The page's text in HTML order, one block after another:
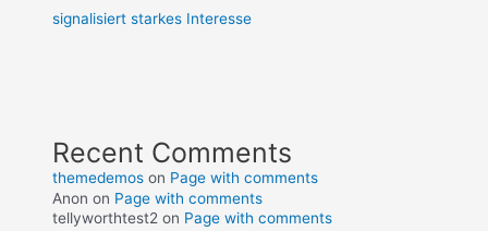
signalisiert starkes Interesse
Recent Comments
themedemos on Page with comments
Anon on Page with comments
tellyworthtest2 on Page with comments